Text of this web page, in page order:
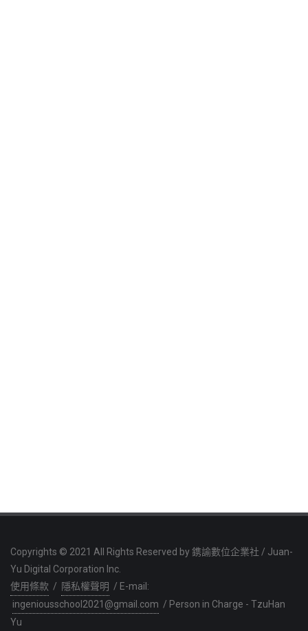
Copyrights © 2021 All Rights Reserved by 鎸諭數位企業社 / Juan-
Yu Digital Corporation Inc.
使用條款 / 隱私權聲明 / E-mail:
ingeniousschool2021@gmail.com / Person in Charge - TzuHan
Yu